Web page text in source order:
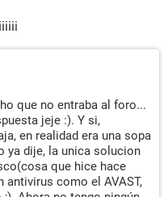
que no entraba al foro...
jeje :). Y si,
en realidad era una sopa
ya dije, la unica solucion
que hice hace
antivirus como el AVAST,